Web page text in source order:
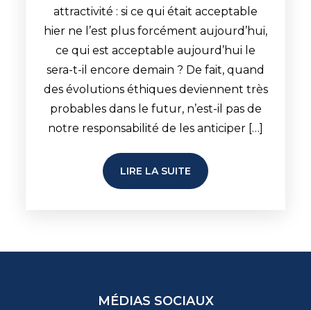
attractivité : si ce qui était acceptable
hier ne l’est plus forcément aujourd’hui,
ce qui est acceptable aujourd’hui le
sera-t-il encore demain ? De fait, quand
des évolutions éthiques deviennent très
probables dans le futur, n’est-il pas de
notre responsabilité de les anticiper […]
LIRE LA SUITE
MÉDIAS SOCIAUX